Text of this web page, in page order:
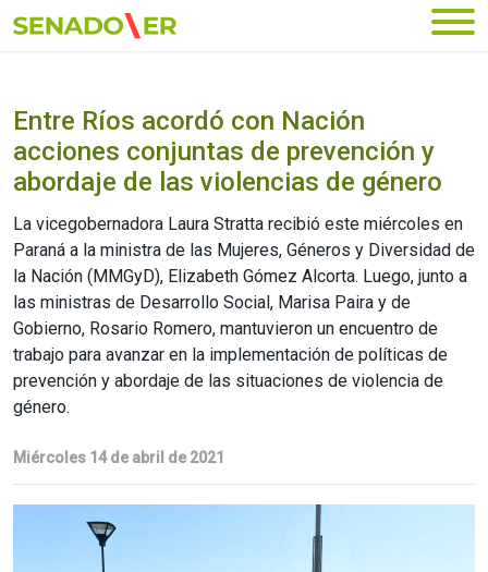
Ir al menú principal
Entre Ríos acordó con Nación
acciones conjuntas de prevención y
abordaje de las violencias de género
La vicegobernadora Laura Stratta recibió este miércoles en
Paraná a la ministra de las Mujeres, Géneros y Diversidad de
la Nación (MMGyD), Elizabeth Gómez Alcorta. Luego, junto a
las ministras de Desarrollo Social, Marisa Paira y de
Gobierno, Rosario Romero, mantuvieron un encuentro de
trabajo para avanzar en la implementación de políticas de
prevención y abordaje de las situaciones de violencia de
género.
Miércoles 14 de abril de 2021